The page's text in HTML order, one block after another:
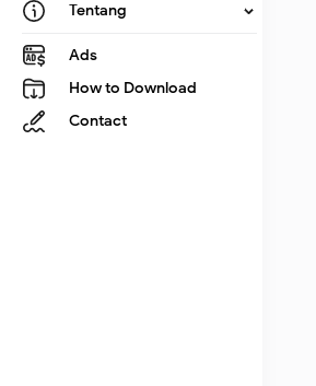
Tentang
Ads
How to Download
Contact